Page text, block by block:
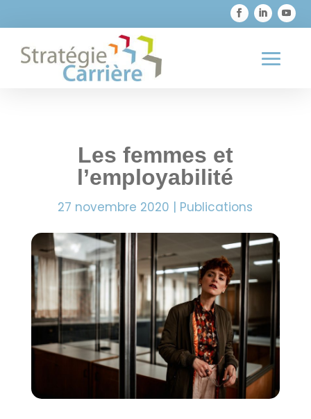
Les femmes et
l’employabilité
27 novembre 2020 | Publications